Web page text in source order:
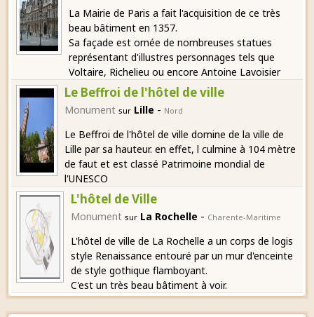
La Mairie de Paris a fait l'acquisition de ce très
beau bâtiment en 1357.
Sa façade est ornée de nombreuses statues
représentant d'illustres personnages tels que
Voltaire, Richelieu ou encore Antoine Lavoisier
Le Beffroi de l'hôtel de ville
Monument sur Lille - Nord
Le Beffroi de l'hôtel de ville domine de la ville de
Lille par sa hauteur. en effet, l culmine à 104 mètre
de faut et est classé Patrimoine mondial de
l'UNESCO
L'hôtel de Ville
Monument sur La Rochelle - Charente-Maritime
L'hôtel de ville de La Rochelle a un corps de logis
style Renaissance entouré par un mur d'enceinte
de style gothique flamboyant.
C'est un très beau bâtiment à voir.